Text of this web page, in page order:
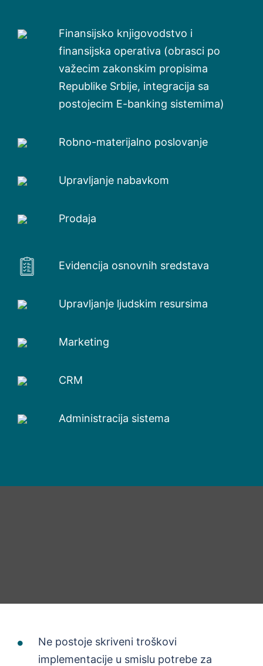
Finansijsko knjigovodstvo i
finansijska operativa (obrasci po
važecim zakonskim propisima
Republike Srbije, integracija sa
postojecim E-banking sistemima)
Robno-materijalno poslovanje
Upravljanje nabavkom
Prodaja
Evidencija osnovnih sredstava
Upravljanje ljudskim resursima
Marketing
CRM
Administracija sistema
Ne postoje skriveni troškovi
implementacije u smislu potrebe za